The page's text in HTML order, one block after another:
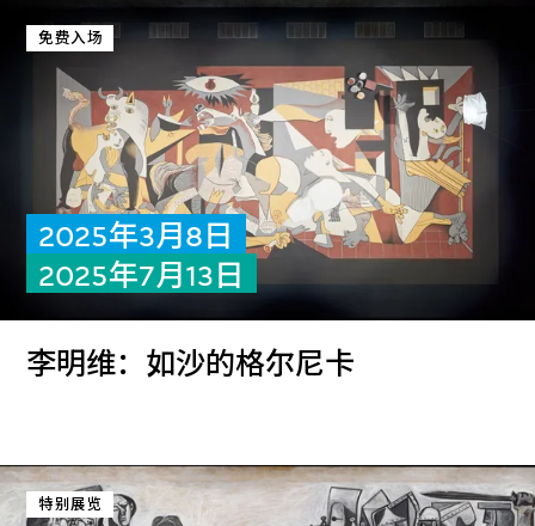
免费入场
2025年3月8日
2025年7月13日
李明维：如沙的格尔尼卡
特别展览